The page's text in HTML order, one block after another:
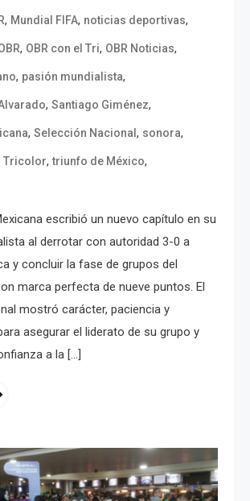
, Mundial FIFA, noticias deportivas,
, OBR con el Tri, OBR Noticias,
, pasión mundialista,
, Santiago Giménez,
, Selección Nacional , sonora,
Tricolor,triunfo de México,
escribió un nuevo capítulo en su
al derrotar con autoridad 3-0 a
y concluir la fase de grupos del
marca perfecta de nueve puntos. El
mostró carácter, paciencia y
asegurar el liderato de su grupo y
a la […]